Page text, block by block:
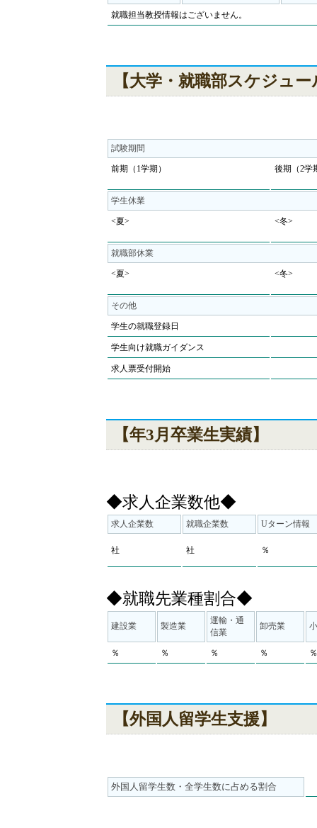
就職担当教授情報はございません。
【大学・就職部スケジュー
試験期間
前期（1学期） 後期（2学
学生休業
<夏> <冬>
就職部休業
<夏> <冬>
その他
学生の就職登録日
学生向け就職ガイダンス
求人票受付開始
【年3月卒業生実績】
◆求人企業数他◆
求人企業数 就職企業数 Uターン情報
社 社 ％
◆就職先業種割合◆
建設業 製造業
運輸・通
信業
卸売業
％ ％ ％ ％ ％
【外国人留学生支援】
外国人留学生数・全学生数に占める割合